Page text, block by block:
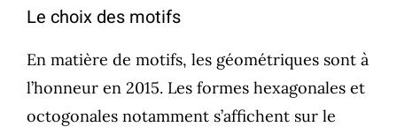
Le choix des motifs
En matière de motifs, les géométriques sont à
l’honneur en 2015. Les formes hexagonales et
octogonales notamment s’affichent sur le